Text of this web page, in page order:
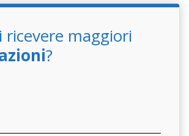
ricevere maggiori
?